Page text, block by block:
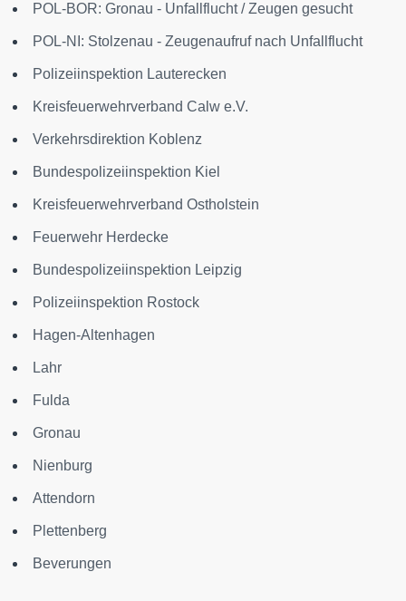
POL-BOR: Gronau - Unfallflucht / Zeugen gesucht
POL-NI: Stolzenau - Zeugenaufruf nach Unfallflucht
Polizeiinspektion Lauterecken
Kreisfeuerwehrverband Calw e.V.
Verkehrsdirektion Koblenz
Bundespolizeiinspektion Kiel
Kreisfeuerwehrverband Ostholstein
Feuerwehr Herdecke
Bundespolizeiinspektion Leipzig
Polizeiinspektion Rostock
Hagen-Altenhagen
Lahr
Fulda
Gronau
Nienburg
Attendorn
Plettenberg
Beverungen